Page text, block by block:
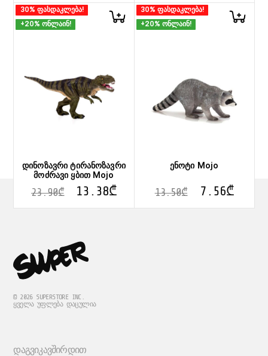
30% ფასდაკლება!
+20% ონლაინ!
დინოზავრი ტირანოზავრი
მოძრავი ყბით Mojo
23.90₾ 13.38₾
30% ფასდაკლება!
+20% ონლაინ!
ენოტი Mojo
13.50₾ 7.56₾
© 2026 SUPERSTORE INC.
ᲧᲕᲔᲚᲐ ᲣᲤᲚᲔᲑᲐ ᲓᲐᲪᲣᲚᲘᲐ
ᲓᲐᲒᲕᲘᲙᲐᲕᲨᲘᲠᲓᲘᲗ